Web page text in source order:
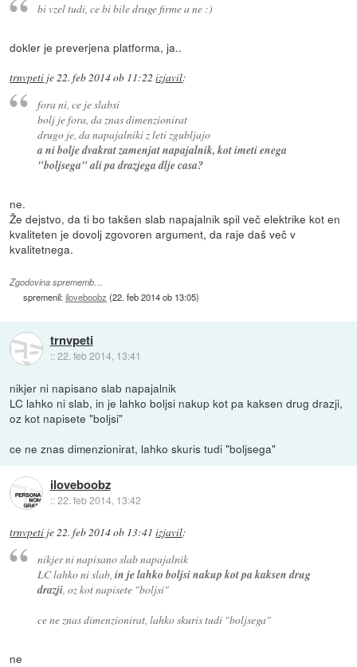
bi vzel tudi, ce bi bile druge firme a ne :)
dokler je preverjena platforma, ja..
trnvpeti je22. feb 2014 ob 11:22 izjavil:
fora ni, ce je slabsi
bolj je fora, da znas dimenzionirat
drugo je, da napajalniki z leti zgubljajo
a ni bolje dvakrat zamenjat napajalnik, kot imeti enega
"boljsega" ali pa drazjega dlje casa?
ne.
Že dejstvo, da ti bo takšen slab napajalnik spil več elektrike kot en
kvaliteten je dovolj zgovoren argument, da raje daš več v
kvalitetnega.
Zgodovina sprememb…
spremenil:iloveboobz (22. feb 2014 ob 13:05)
trnvpeti
::22. feb 2014, 13:41
nikjer ni napisano slab napajalnik
LC lahko ni slab, in je lahko boljsi nakup kot pa kaksen drug drazji,
oz kot napisete "boljsi"
ce ne znas dimenzionirat, lahko skuris tudi "boljsega"
iloveboobz
::22. feb 2014, 13:42
trnvpeti je22. feb 2014 ob 13:41 izjavil:
nikjer ni napisano slab napajalnik
LC lahko ni slab, in je lahko boljsi nakup kot pa kaksen drug
drazji, oz kot napisete "boljsi"
ce ne znas dimenzionirat, lahko skuris tudi "boljsega"
ne